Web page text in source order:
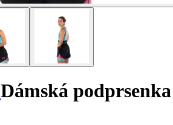
Dámská podprsenka